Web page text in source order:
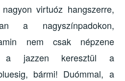
virtuóz hangszerre,
a nagyszínpadokon,
nem csak népzene
a jazzen keresztül a
bármi! Duómmal, a